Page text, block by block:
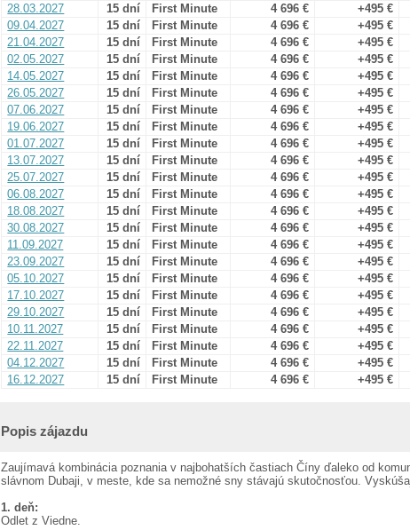
28.03.2027
15 dní First Minute 4 696 € +495 €
09.04.2027
15 dní First Minute 4 696 € +495 €
21.04.2027
15 dní First Minute 4 696 € +495 €
02.05.2027
15 dní First Minute 4 696 € +495 €
14.05.2027
15 dní First Minute 4 696 € +495 €
26.05.2027
15 dní First Minute 4 696 € +495 €
07.06.2027
15 dní First Minute 4 696 € +495 €
19.06.2027
15 dní First Minute 4 696 € +495 €
01.07.2027
15 dní First Minute 4 696 € +495 €
13.07.2027
15 dní First Minute 4 696 € +495 €
25.07.2027
15 dní First Minute 4 696 € +495 €
06.08.2027
15 dní First Minute 4 696 € +495 €
18.08.2027
15 dní First Minute 4 696 € +495 €
30.08.2027
15 dní First Minute 4 696 € +495 €
11.09.2027
15 dní First Minute 4 696 € +495 €
23.09.2027
15 dní First Minute 4 696 € +495 €
05.10.2027
15 dní First Minute 4 696 € +495 €
17.10.2027
15 dní First Minute 4 696 € +495 €
29.10.2027
15 dní First Minute 4 696 € +495 €
10.11.2027
15 dní First Minute 4 696 € +495 €
22.11.2027
15 dní First Minute 4 696 € +495 €
04.12.2027
15 dní First Minute 4 696 € +495 €
16.12.2027
15 dní First Minute 4 696 € +495 €
Popis zájazdu
Zaujímavá kombinácia poznania v najbohatších častiach Číny ďaleko od
slávnom Dubaji, v meste, kde sa nemožné sny stávajú skutočnosťou.
1. deň:
Odlet z Viedne.